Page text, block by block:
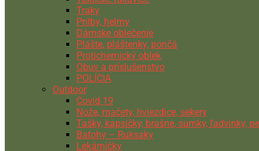
Traky
Prilby, helmy
Dámske oblečenie
Plášte, pláštenky, pončá
Protichemický oblek
Obuv a príslušenstvo
POLÍCIA
Outdoor
Covid 19
Nože, mačety, hviezdice, sekery
Tašky, kapsičky, brašne, sumky, ľadvinky,
Batohy – Ruksaky
Lekárničky